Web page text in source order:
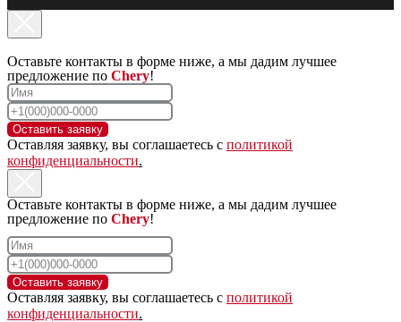
Оставьте контакты в форме ниже, а мы дадим лучшее
предложение по Chery!
Оставить заявку
Оставляя заявку, вы соглашаетесь с политикой
конфиденциальности.
Оставьте контакты в форме ниже, а мы дадим лучшее
предложение по Chery!
Оставить заявку
Оставляя заявку, вы соглашаетесь с политикой
конфиденциальности.